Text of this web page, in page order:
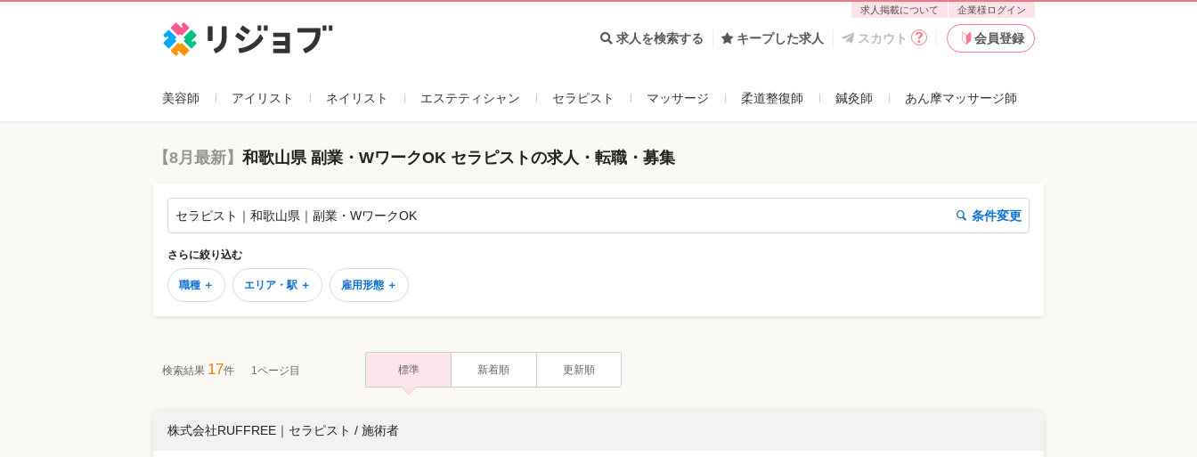
求人掲載について 企業様ログイン
求人を検索する キープした求人 スカウト 会員登録
美容師 アイリスト ネイリスト エステティシャン セラピスト マッサージ 柔道整復師 鍼灸師 あん摩マッサージ師
【8月最新】 和歌山県 副業・WワークOK セラピストの求人・転職・募集
セラピスト｜和歌山県｜副業・WワークOK 条件変更
さらに絞り込む
職種 ＋ エリア・駅 ＋ 雇用形態 ＋
検索結果 17件 1ページ目 標準 新着順 更新順
株式会社RUFFREE ｜ セラピスト / 施術者